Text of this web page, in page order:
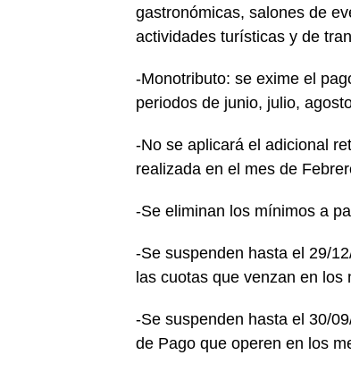
gastronómicas, salones de
actividades turísticas y de
-Monotributo: se exime el
periodos de junio, julio,
-No se aplicará el adicional
realizada en el mes de
-Se eliminan los mínimos a
-Se suspenden hasta el 29/
las cuotas que venzan en
-Se suspenden hasta el 30/
de Pago que operen en los